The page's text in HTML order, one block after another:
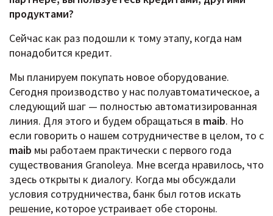
продуктами?
Сейчас как раз подошли к тому этапу, когда нам
понадобится кредит.
Мы планируем покупать новое оборудование.
Сегодня производство у нас полуавтоматическое, а
следующий шаг — полностью автоматизированная
линия. Для этого и будем обращаться в maib. Но
если говорить о нашем сотрудничестве в целом, то с
maib мы работаем практически с первого года
существования Granoleya. Мне всегда нравилось, что
здесь открыты к диалогу. Когда мы обсуждали
условия сотрудничества, банк был готов искать
решение, которое устраивает обе стороны.